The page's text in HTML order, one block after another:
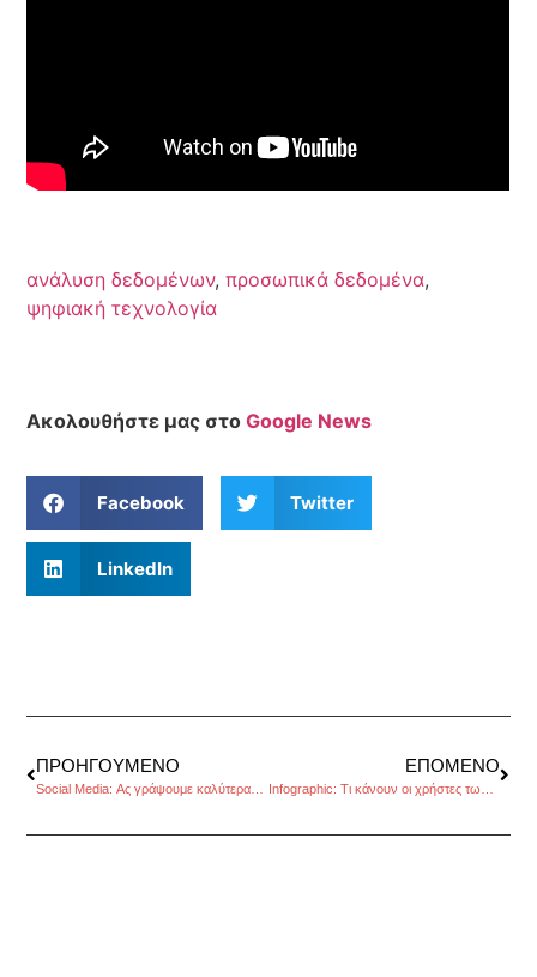
ανάλυση δεδομένων,προσωπικά δεδομένα,
ψηφιακή τεχνολογία
Ακολουθήστε μας στοGoogle News
Facebook Twitter
LinkedIn
ΠΡΟΗΓΟΎΜΕΝΟ ΕΠΌΜΕΝΟ